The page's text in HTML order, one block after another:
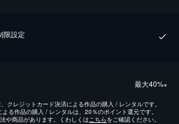
限設定
最⼤40%※
クレジットカード決済による作品の購入 / レンタルです。
る作品の購入 / レンタルは、20％のポイント還元です。
や商品があります。くわしくは こちらをご確認ください。